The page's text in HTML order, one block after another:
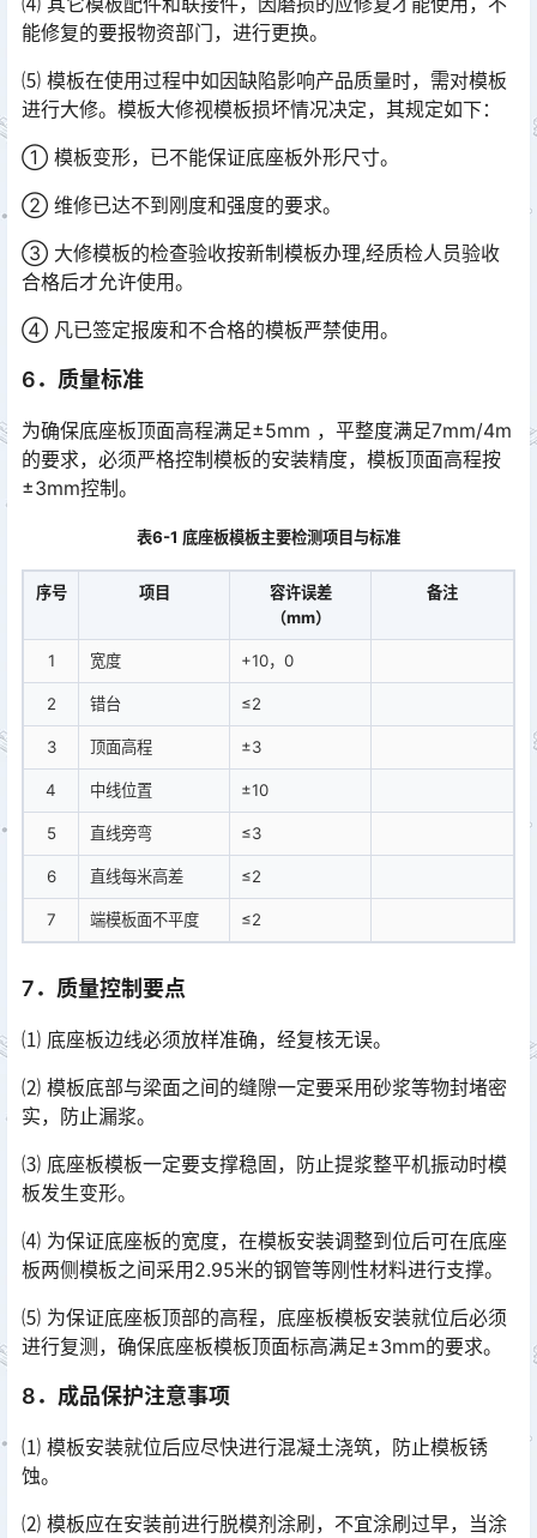
能修复的要报物资部门，进行更换。
⑸ 模板在使用过程中如因缺陷影响产品质量时，需对模板
进行大修。模板大修视模板损坏情况决定，其规定如下：
① 模板变形，已不能保证底座板外形尺寸。
② 维修已达不到刚度和强度的要求。
③ 大修模板的检查验收按新制模板办理,经质检人员验收
合格后才允许使用。
④ 凡已签定报废和不合格的模板严禁使用。
6．质量标准
为确保底座板顶面高程满足±5mm ，平整度满足7mm/4m
的要求，必须严格控制模板的安装精度，模板顶面高程按
±3mm控制。
表6-1 底座板模板主要检测项目与标准
序号 项目
容许误差
（mm）
备注
1 宽度 +10，0
2 错台 ≤2
3 顶面高程 ±3
4 中线位置 ±10
5 直线旁弯 ≤3
6 直线每米高差 ≤2
7 端模板面不平度 ≤2
7．质量控制要点
⑴ 底座板边线必须放样准确，经复核无误。
⑵ 模板底部与梁面之间的缝隙一定要采用砂浆等物封堵密
实，防止漏浆。
⑶ 底座板模板一定要支撑稳固，防止提浆整平机振动时模
板发生变形。
⑷ 为保证底座板的宽度，在模板安装调整到位后可在底座
板两侧模板之间采用2.95米的钢管等刚性材料进行支撑。
⑸ 为保证底座板顶部的高程，底座板模板安装就位后必须
进行复测，确保底座板模板顶面标高满足±3mm的要求。
8．成品保护注意事项
⑴ 模板安装就位后应尽快进行混凝土浇筑，防止模板锈
蚀。
⑵ 模板应在安装前进行脱模剂涂刷，不宜涂刷过早，当涂